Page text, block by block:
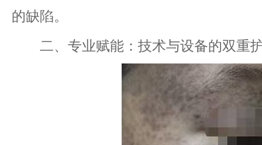
的缺陷。
二、专业赋能：技术与设备的双重